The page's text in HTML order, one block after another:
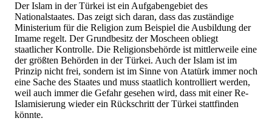
Der Islam in der Türkei ist ein Aufgabengebiet des
Nationalstaates. Das zeigt sich daran, dass das zuständige
Ministerium für die Religion zum Beispiel die Ausbildung der
Imame regelt. Der Grundbesitz der Moscheen obliegt
staatlicher Kontrolle. Die Religionsbehörde ist mittlerweile eine
der größten Behörden in der Türkei. Auch der Islam ist im
Prinzip nicht frei, sondern ist im Sinne von Atatürk immer noch
eine Sache des Staates und muss staatlich kontrolliert werden,
weil auch immer die Gefahr gesehen wird, dass mit einer Re-
Islamisierung wieder ein Rückschritt der Türkei stattfinden
könnte.